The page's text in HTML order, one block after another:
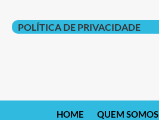
POLÍTICA DE PRIVACIDADE
HOME QUEM SOMOS